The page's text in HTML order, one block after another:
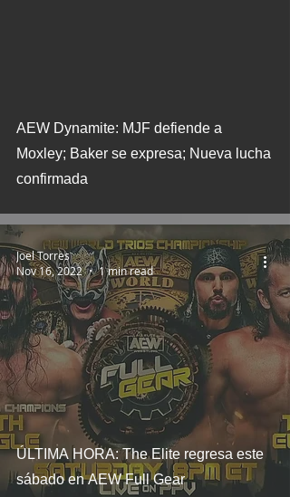
AEW Dynamite: MJF defiende a
Moxley; Baker se expresa; Nueva lucha
confirmada
ÚLTIMA HORA: The Elite regresa este
sábado en AEW Full Gear
Joel Torres
Nov 16, 2022
1 min read